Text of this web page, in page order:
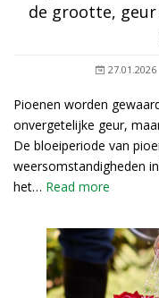
de grootte,
27.01.2026
Pioenen worden
onvergetelijke geur,
De bloeiperiode van
weersomstandigheden
het… Read more